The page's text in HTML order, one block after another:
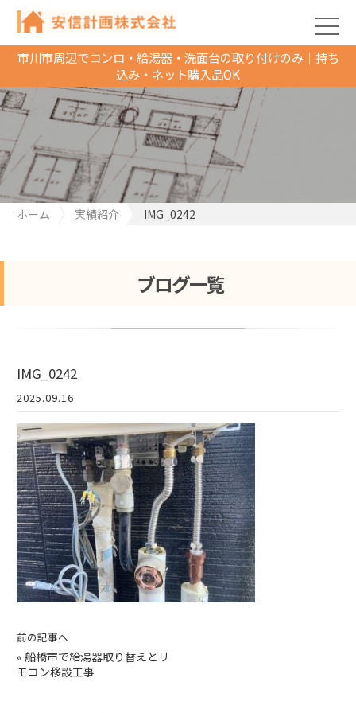
市川市周辺でコンロ・給湯器・洗面台の取り付けのみ｜持ち
込み・ネット購入品OK
ホーム 実績紹介 IMG_0242
ブログ一覧
IMG_0242
2025.09.16
前の記事へ
« 船橋市で給湯器取り替えとリ
モコン移設工事